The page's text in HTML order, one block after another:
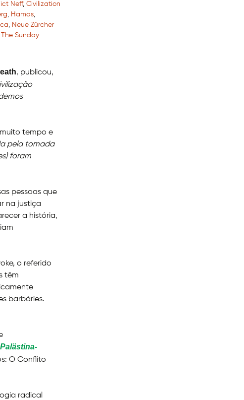
Neff, Civilization
, Hamas,
, Neue Zürcher
The Sunday
, publicou,
tempo e
pela tomada
foram
pessoas que
na justiça
a história,
o referido
têm
barbáries.
O Conflito
radical